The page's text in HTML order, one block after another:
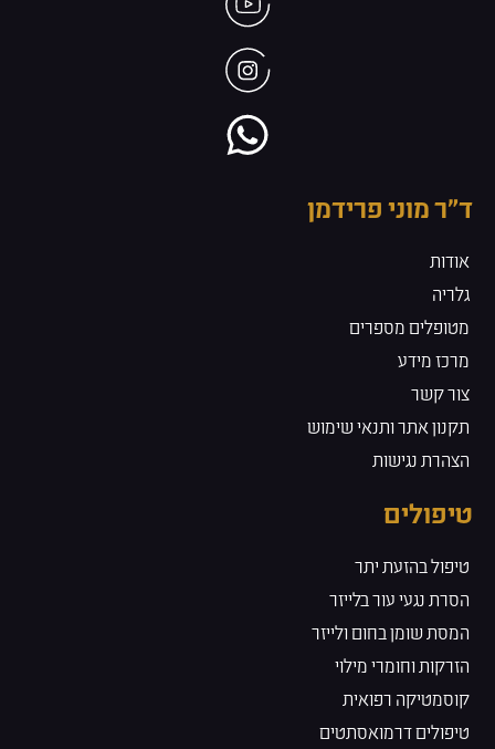
ד״ר מוני פרידמן
אודות
גלריה
מטופלים מספרים
מרכז מידע
צור קשר
תקנון אתר ותנאי שימוש
הצהרת נגישות
טיפולים
טיפול בהזעת יתר
הסרת נגעי עור בלייזר
המסת שומן בחום ולייזר
הזרקות וחומרי מילוי
קוסמטיקה רפואית
טיפולים דרמואסתטים